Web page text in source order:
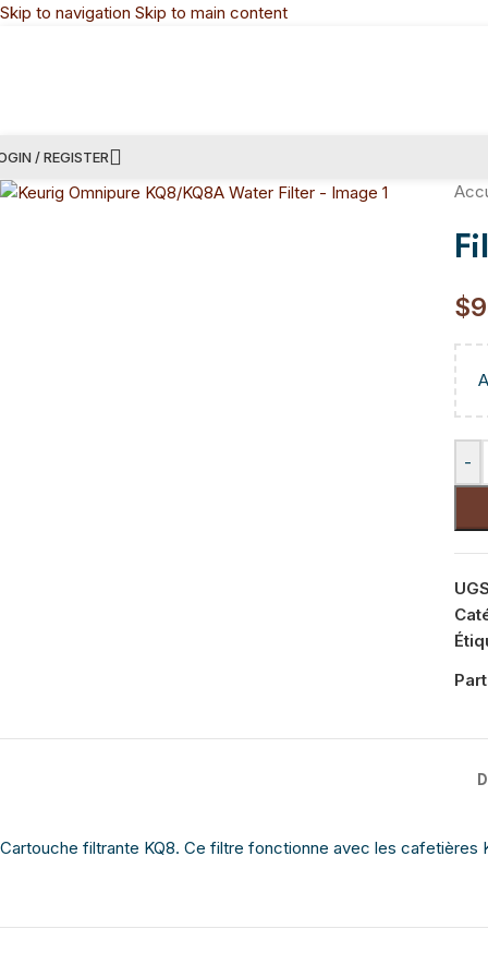
Skip to navigation Skip to main content
/ REGISTER
$
-
Cartouche filtrante KQ8. Ce filtre fonctionne avec les cafetières